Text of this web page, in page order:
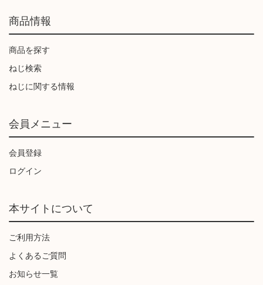
商品情報
商品を探す
ねじ検索
ねじに関する情報
会員メニュー
会員登録
ログイン
本サイトについて
ご利用方法
よくあるご質問
お知らせ一覧